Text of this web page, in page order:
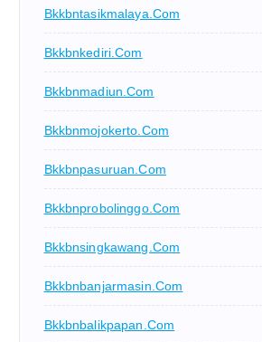
Bkkbntasikmalaya.com
Bkkbnkediri.com
Bkkbnmadiun.com
Bkkbnmojokerto.com
Bkkbnpasuruan.com
Bkkbnprobolinggo.com
Bkkbnsingkawang.com
Bkkbnbanjarmasin.com
Bkkbnbalikpapan.com